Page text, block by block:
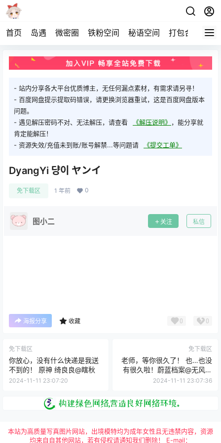
首页 岛遇 微密圈 铁粉空间 秘语空间 打包合集 关
- 站内分享各大平台优质博主，无任何漏点素材，有需求请另寻！
- 百度网盘提示提取码错误，请更换浏览器重试，这是百度网盘版本
问题。
- 遇见解压密码不对、无法解压，请查看
《解压说明》 ，能分享就
肯定能解压！
- 资源失效/充值未到账/账号解禁...等问题请
《提交工单》
DyangYi 댱이 ヤンイ ​​​
免下载区 1 年前 0
图小二 关注 私信
海报分享 收藏 0 0
免下载区
你放心，没有什么快递是我送
不到的！ 原神 绮良良@瞎秋
2024-11-11 23:07:20
免下载区
老师，等你很久了！ 也…也没
有很久啦！蔚蓝档案@无风霖
鹿
2024-11-11 23:07:36
本站为高质量写真图片网站，出境模特均为成年女性且无违禁内容，资源
均来自自其他网站，若有侵权请通知我们删除！ E-mail：